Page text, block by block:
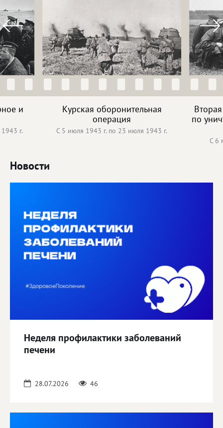
и
г.
Курская оборонительная
операция
С 5 июля 1943 г. по 23 июля 1943 г.
по
С 6
Новости
Неделя профилактики заболеваний
печени
28.07.2026 46